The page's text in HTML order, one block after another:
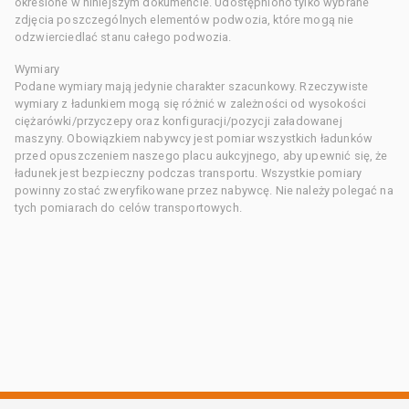
zdjęcia poszczególnych elementów podwozia, które mogą nie
odzwierciedlać stanu całego podwozia.
Wymiary
Podane wymiary mają jedynie charakter szacunkowy. Rzeczywiste
wymiary z ładunkiem mogą się różnić w zależności od wysokości
ciężarówki/przyczepy oraz konfiguracji/pozycji załadowanej
maszyny. Obowiązkiem nabywcy jest pomiar wszystkich ładunków
przed opuszczeniem naszego placu aukcyjnego, aby upewnić się, że
ładunek jest bezpieczny podczas transportu. Wszystkie pomiary
powinny zostać zweryfikowane przez nabywcę. Nie należy polegać na
tych pomiarach do celów transportowych.